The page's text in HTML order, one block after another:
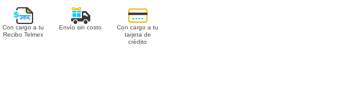
Con cargo a tu
Recibo Telmex
Envío sin costo
Con cargo a tu
tarjeta de
crédito